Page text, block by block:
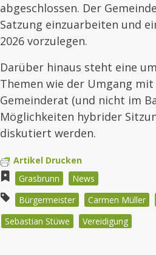
abgeschlossen. Der
Satzung einzuarbeiten und
2026 vorzulegen.
Darüber hinaus steht eine
Themen wie der Umgang
Gemeinderat (und nicht im
Möglichkeiten hybrider
diskutiert werden.
Artikel Drucken
Grasbrunn
News
Bürgermeister
Carmen Müller
Sebastian Stüwe
Vereidigung